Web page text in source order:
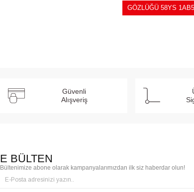
GÖZLÜĞÜ 58YS
Güvenli
Alışveriş
E BÜLTEN
Bültenimize abone olarak kampanyalarımızdan ilk siz haberdar olun!